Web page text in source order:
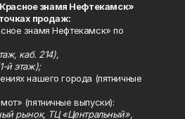
знамя Нефтекамск»
продаж:
знамя Нефтекамск» по
каб. 214),
й этаж);
нашего города (пятничные
(пятничные выпуски):
рынок, ТЦ «Центральный»,